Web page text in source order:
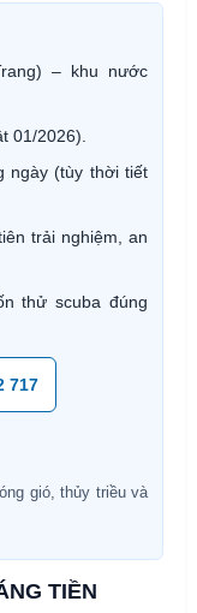
– khu nước
01/2026).
ngày (tùy thời tiết
trải nghiệm, an
thử scuba đúng
717
gió, thủy triều và
TIỀN